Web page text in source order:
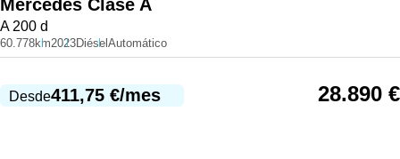
Mercedes Clase A
A 200 d
60.778km2023Diésel Automático
Desde411,75 €/mes 28.890 €